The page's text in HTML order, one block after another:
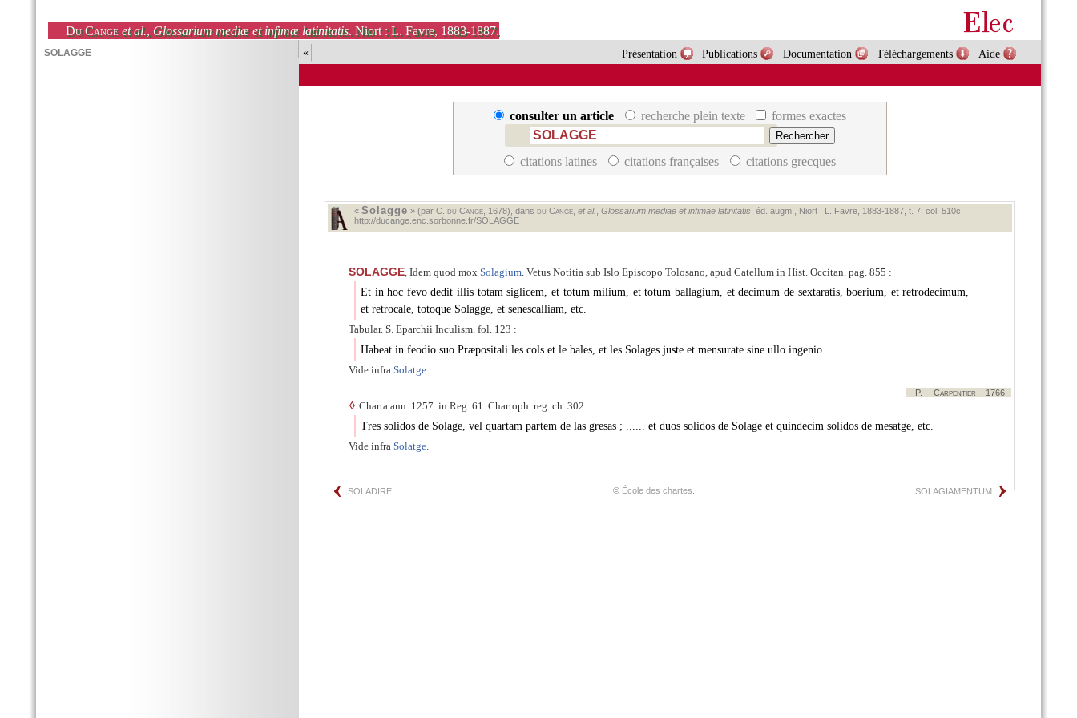
Du Cange et al., Glossarium mediæ et infimæ latinitatis. Niort : L. Favre, 1883-1887.
« Aide
Téléchargements
Documentation
Publications
Présentation
consulter un article recherche plein texte formes exactes
citations latines citations françaises citations grecques
« Solagge » (par C. du Cange, 1678), dans du Cange, et al. Glossarium mediae et infimae latinitatis , éd. augm., Niort : L. Favre, 1883‑1887, t. 7, col. 510c.
http://ducange.enc.sorbonne.fr/SOLAGGE
SOLAGGE, Idem quod mox Solagium. Vetus Notitia sub Islo Episcopo Tolosano, apud Catellum in Hist. Occitan. pag. 855 :
Et in hoc fevo dedit illis totam siglicem, et totum milium, et totum ballagium, et decimum de sextaratis, boerium, et retrodecimum,
et retrocale, totoque Solagge, et senescalliam, etc.
Tabular. S. Eparchii Inculism. fol. 123 :
Habeat in feodio suo Præpositali les cols et le bales, et les Solages juste et mensurate sine ullo ingenio.
Vide infra Solatge.
P. Carpentier , 1766.
◊ Charta ann. 1257. in Reg. 61. Chartoph. reg. ch. 302 :
Tres solidos de Solage, vel quartam partem de las gresas ; ...... et duos solidos de Solage et quindecim solidos de mesatge, etc.
Vide infra Solatge.
SOLADIRE SOLAGIAMENTUM
© École des chartes